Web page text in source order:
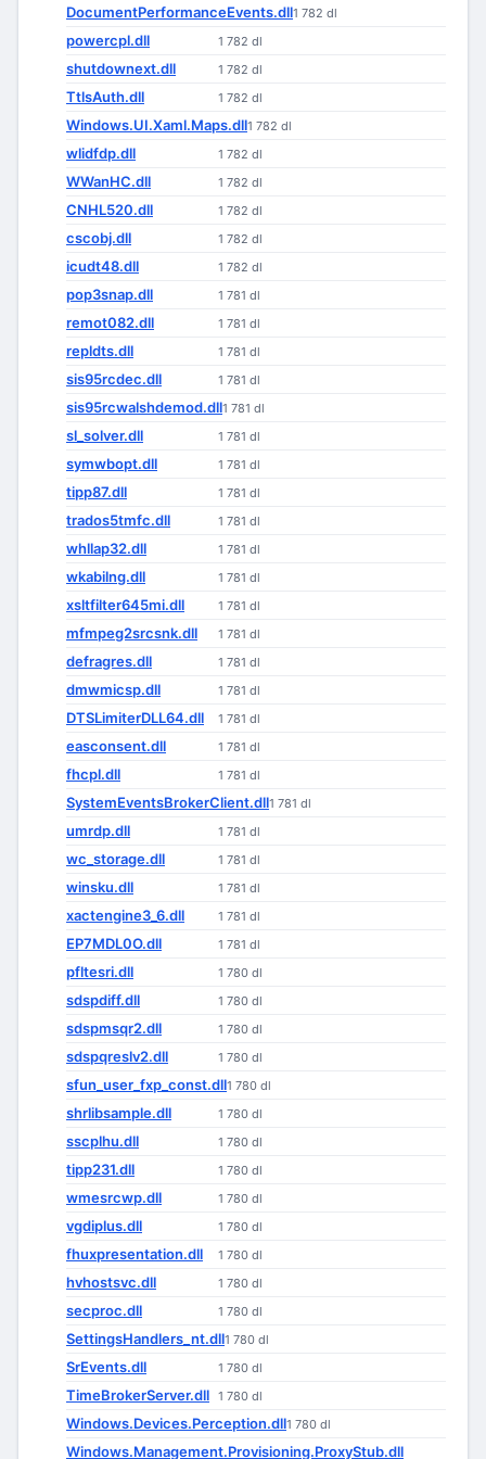
DocumentPerformanceEvents.dll1 782 dl
powercpl.dll 1 782 dl
shutdownext.dll 1 782 dl
TtlsAuth.dll 1 782 dl
Windows.UI.Xaml.Maps.dll1 782 dl
wlidfdp.dll 1 782 dl
WWanHC.dll 1 782 dl
CNHL520.dll 1 782 dl
cscobj.dll 1 782 dl
icudt48.dll 1 782 dl
pop3snap.dll 1 781 dl
remot082.dll 1 781 dl
repldts.dll 1 781 dl
sis95rcdec.dll 1 781 dl
sis95rcwalshdemod.dll1 781 dl
sl_solver.dll 1 781 dl
symwbopt.dll 1 781 dl
tipp87.dll 1 781 dl
trados5tmfc.dll 1 781 dl
whllap32.dll 1 781 dl
wkabilng.dll 1 781 dl
xsltfilter645mi.dll 1 781 dl
mfmpeg2srcsnk.dll 1 781 dl
defragres.dll 1 781 dl
dmwmicsp.dll 1 781 dl
DTSLimiterDLL64.dll 1 781 dl
easconsent.dll 1 781 dl
fhcpl.dll 1 781 dl
SystemEventsBrokerClient.dll1 781 dl
umrdp.dll 1 781 dl
wc_storage.dll 1 781 dl
winsku.dll 1 781 dl
xactengine3_6.dll 1 781 dl
EP7MDL0O.dll 1 781 dl
pfltesri.dll 1 780 dl
sdspdiff.dll 1 780 dl
sdspmsqr2.dll 1 780 dl
sdspqreslv2.dll 1 780 dl
sfun_user_fxp_const.dll1 780 dl
shrlibsample.dll 1 780 dl
sscplhu.dll 1 780 dl
tipp231.dll 1 780 dl
wmesrcwp.dll 1 780 dl
vgdiplus.dll 1 780 dl
fhuxpresentation.dll 1 780 dl
hvhostsvc.dll 1 780 dl
secproc.dll 1 780 dl
SettingsHandlers_nt.dll1 780 dl
SrEvents.dll 1 780 dl
TimeBrokerServer.dll 1 780 dl
Windows.Devices.Perception.dll1 780 dl
Windows.Management.Provisioning.ProxyStub.dll